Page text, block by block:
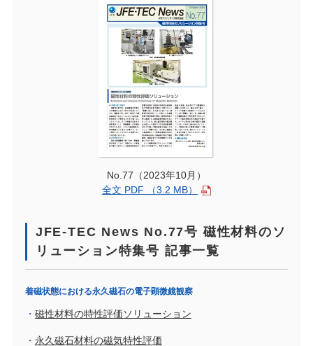
JFE-TEC News No.77号 磁性材料のソ
リューション特集号 記事一覧
着磁状態における永久磁石の電子顕微鏡観察
磁性材料の特性評価ソリューション
永久磁石材料の磁気特性評価
No.77（2023年10月）
全文 PDF （3.2 MB）